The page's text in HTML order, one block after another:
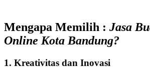
Mengapa Memilih : Jasa
Online Kota Bandung?
1. Kreativitas dan Inovasi